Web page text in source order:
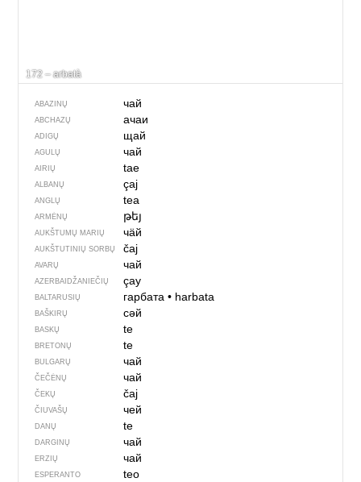
172 – arbatà
ABAZINŲ чай
ABCHAZŲ ачаи
ADIGŲ щай
AGULŲ чай
AIRIŲ tae
ALBANŲ çaj
ANGLŲ tea
ARMĖNŲ թեյ
AUKŠTUMŲ MARIŲ чӓй
AUKŠTUTINIŲ SORBŲ čaj
AVARŲ чай
AZERBAIDŽANIEČIŲ çay
BALTARUSIŲ гарбата• harbata
BAŠKIRŲ сәй
BASKŲ te
BRETONŲ te
BULGARŲ чай
ČEČĖNŲ чай
ČEKŲ čaj
ČIUVAŠŲ чей
DANŲ te
DARGINŲ чай
ERZIŲ чай
ESPERANTO teo